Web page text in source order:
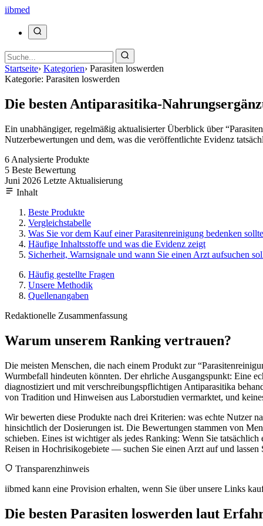
iibmed
Startseite› Kategorien› Parasiten loswerden
Kategorie: Parasiten loswerden
Die besten Antiparasitika-
Ein unabhängiger, regelmäßig aktualisierter Überblick über
Nutzerbewertungen und dem, was die veröffentlichte Evidenz
6 Analysierte Produkte
5 Beste Bewertung
Juni 2026 Letzte Aktualisierung
Inhalt
Beste Produkte
Vergleichstabelle
Was Sie vor dem Kauf einer Parasitenreinigung bedenken
Häufige Inhaltsstoffe und was die Evidenz zeigt
Sicherheit, Warnsignale und wann Sie einen Arzt aufsuchen
Häufig gestellte Fragen
Unsere Methodik
Quellenangaben
Redaktionelle Zusammenfassung
Warum unserem Ranking vertrauen?
Die meisten Menschen, die nach einem Produkt zur
Wurmbefall hindeuten könnten. Der ehrliche Ausgangspunkt: Eine
diagnostiziert und mit verschreibungspflichtigen Antiparasitika
von Tradition und Hinweisen aus Laborstudien vermarktet, und
Wir bewerten diese Produkte nach drei Kriterien: was echte Nutzer
hinsichtlich der Dosierungen ist. Die Bewertungen stammen von
schieben. Eines ist wichtiger als jedes Ranking: Wenn Sie
Reisen in Hochrisikogebiete — suchen Sie einen Arzt auf und
Transparenzhinweis
iibmed kann eine Provision erhalten, wenn Sie über unsere Links
Die besten Parasiten loswerden laut